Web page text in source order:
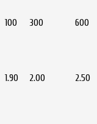
100 300 600
1.90 2.00 2.50